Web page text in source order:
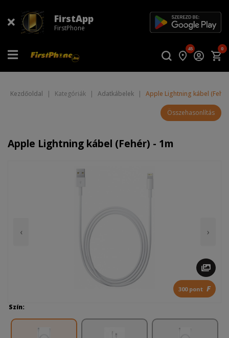
FirstApp
FirstPhone
45 0
Kezdőoldal | Kategóriák | Adatkábelek | Apple Lightning kábel
Összehasonlítás
Apple Lightning kábel (Fehér) - 1m
‹ ›
300 pont F
Szín: